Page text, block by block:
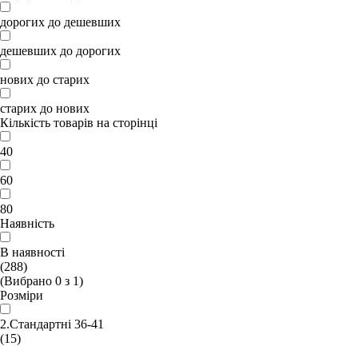
дорогих до дешевших
дешевших до дорогих
нових до старих
старих до нових
Кількість товарів на сторінці
40
60
80
Наявність
В наявності
(288)
(Вибрано 0 з 1)
Розміри
2.Стандартні 36-41
(15)